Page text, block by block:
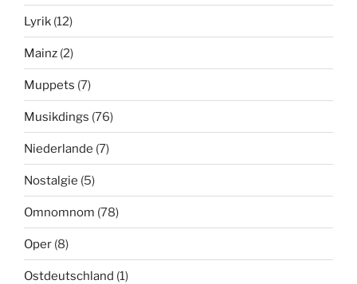
Lyrik (12)
Mainz (2)
Muppets (7)
Musikdings (76)
Niederlande (7)
Nostalgie (5)
Omnomnom (78)
Oper (8)
Ostdeutschland (1)